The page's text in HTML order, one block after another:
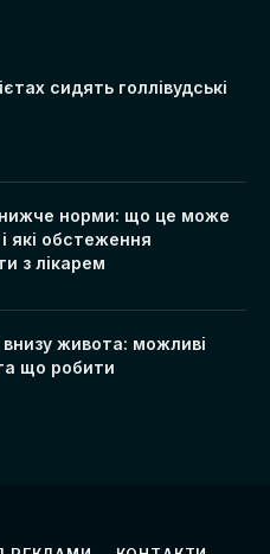
сидять голлівудські
норми: що це може
які обстеження
з лікарем
внизу живота: можливі
що робити